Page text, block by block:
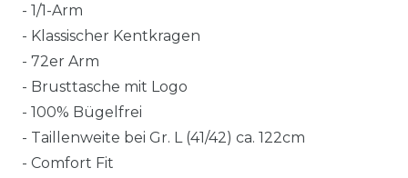
- 1/1-Arm
- Klassischer Kentkragen
- 72er Arm
- Brusttasche mit Logo
- 100% Bügelfrei
- Taillenweite bei Gr. L (41/42) ca. 122cm
- Comfort Fit